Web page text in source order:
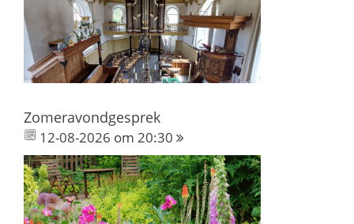
Zomeravondgesprek
12-08-2026 om 20:30